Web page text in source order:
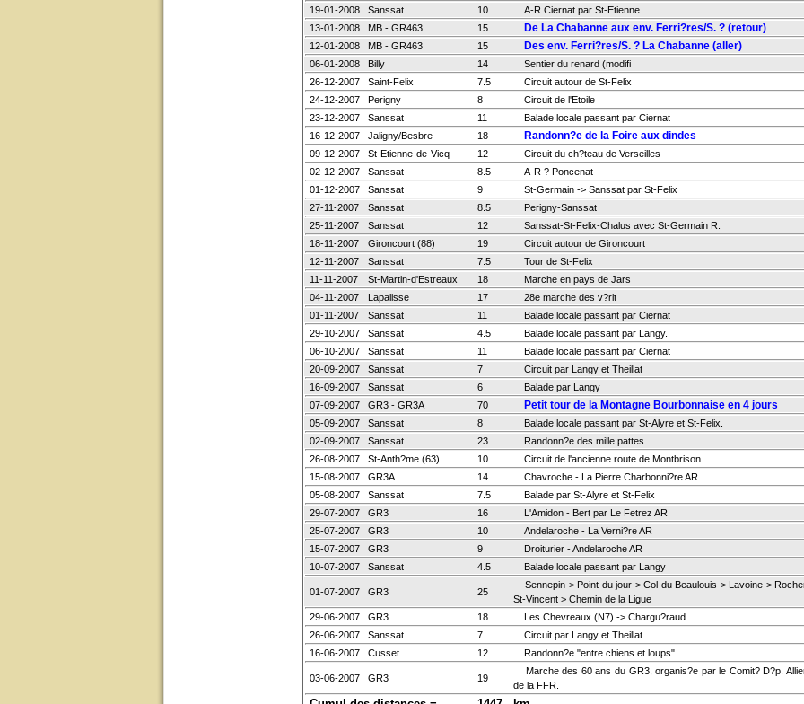
19-01-2008
Sanssat 10
A-R Ciernat par St-Etienne
13-01-2008
MB - GR463 15 De La Chabanne aux env. Ferri?res/S. ? (retour)
12-01-2008 MB - GR463 15 Des env. Ferri?res/S. ? La Chabanne (aller)
06-01-2008 Billy 14
Sentier du renard (modifi
26-12-2007
Saint-Felix 7.5
Circuit autour de St-Felix
24-12-2007
Perigny 8
Circuit de l'Etoile
23-12-2007
Sanssat 11
Balade locale passant par Ciernat
16-12-2007
Jaligny/Besbre 18 Randonn?e de la Foire aux dindes
09-12-2007 St-Etienne-de-Vicq 12
Circuit du ch?teau de Verseilles
02-12-2007
Sanssat 8.5
A-R ? Poncenat
01-12-2007
Sanssat 9
St-Germain -> Sanssat par St-Felix
27-11-2007
Sanssat 8.5
Perigny-Sanssat
25-11-2007
Sanssat 12
Sanssat-St-Felix-Chalus avec St-Germain R.
18-11-2007
Gironcourt (88) 19
Circuit autour de Gironcourt
12-11-2007
Sanssat 7.5
Tour de St-Felix
11-11-2007
St-Martin-d'Estreaux 18
Marche en pays de Jars
04-11-2007
Lapalisse 17
28e marche des v?rit
01-11-2007
Sanssat 11
Balade locale passant par Ciernat
29-10-2007
Sanssat 4.5
Balade locale passant par Langy.
06-10-2007
Sanssat 11
Balade locale passant par Ciernat
20-09-2007
Sanssat 7
Circuit par Langy et Theillat
16-09-2007
Sanssat 6
Balade par Langy
07-09-2007
GR3 - GR3A 70 Petit tour de la Montagne Bourbonnaise en 4 jours
05-09-2007 Sanssat 8
Balade locale passant par St-Alyre et St-Felix.
02-09-2007
Sanssat 23
Randonn?e des mille pattes
26-08-2007
St-Anth?me (63) 10
Circuit de l'ancienne route de Montbrison
15-08-2007
GR3A 14
Chavroche - La Pierre Charbonni?re AR
05-08-2007
Sanssat 7.5
Balade par St-Alyre et St-Felix
29-07-2007
GR3 16
L'Amidon - Bert par Le Fetrez AR
25-07-2007
GR3 10
Andelaroche - La Verni?re AR
15-07-2007
GR3 9
Droiturier - Andelaroche AR
10-07-2007
Sanssat 4.5 Balade locale passant par Langy
01-07-2007 GR3 25
Sennepin > Point du jour > Col du Beaulouis > Lavoine >
St-Vincent > Chemin de la Ligue
29-06-2007
GR3 18
Les Chevreaux (N7) -> Chargu?raud
26-06-2007
Sanssat 7
Circuit par Langy et Theillat
16-06-2007
Cusset 12 Randonn?e "entre chiens et loups"
03-06-2007 GR3 19
Marche des 60 ans du GR3, organis?e par le Comit? D?p.
de la FFR.